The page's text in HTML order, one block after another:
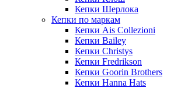
Кепки Шерлока
Кепки по маркам
Кепки Ais Collezioni
Кепки Bailey
Кепки Christys
Кепки Fredrikson
Кепки Goorin Brothers
Кепки Hanna Hats